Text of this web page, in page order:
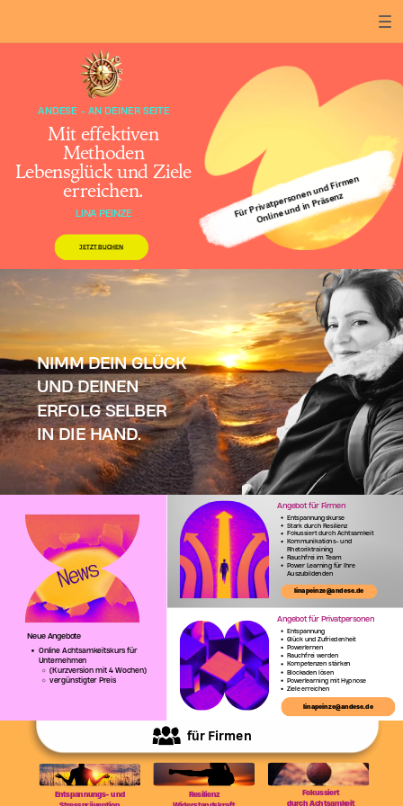
JETZT BUCHEN
ANDESE - AN DEINER SEITE
LINA PEINZE
Mit effektiven
Methoden
Lebensglück und Ziele
erreichen.
Für Privatpersonen und Firmen
Online und in Präsenz
NIMM DEIN GLÜCK
UND DEINEN
ERFOLG SELBER
IN DIE HAND.
linapeinze@andese.de
linapeinze@andese.de
Neue Angebote
Online Achtsamkeitskurs für
Unternehmen
(Kurzversion mit 4 Wochen)
vergünstigter Preis
Angebot für Firmen
Entspannungskurse
Stark durch Resilienz
Fokussiert durch Achtsamkeit
Kommunikations- und
Rhetoriktraining
Rauchfrei im Team
Power Learning für Ihre
Auszubildenden
Angebot für Privatpersonen
Entspannung
Glück und Zufriedenheit
Powerlernen
Rauchfrei werden
Kompetenzen stärken
Blockaden lösen
Powerlearning mit Hypnose
Ziele erreichen
Entspannungs- und
für Firmen
Resilienz
Fokussiert
durch Achtsamkeit